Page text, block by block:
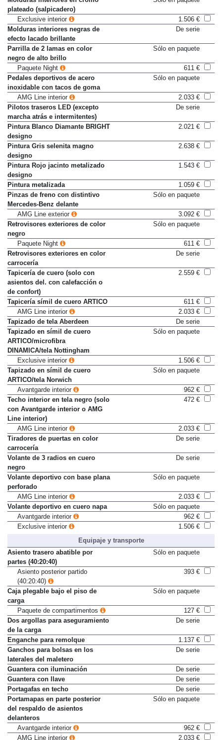
plateado (salpicadero)
Exclusive interior
1.506 €
Molduras interiores negras de
efecto lacado brillante
De serie
Parrilla de 2 lamas en color
negro de alto brillo
Sólo en paquete
Paquete Night
611 €
Pedales deportivos de acero
inoxidable con tacos de goma
Sólo en paquete
AMG Line interior
2.033 €
Pilotos traseros LED (excepto
marcha atrás e intermitentes)
De serie
Pintura Blanco Diamante BRIGHT
designo
2.021 €
Pintura Gris selenita magno
designo
2.638 €
Pintura Rojo jacinto metalizado
designo
1.543 €
Pintura metalizada
1.059 €
Pinzas de freno con distintivo
Mercedes-Benz delante
Sólo en paquete
AMG Line exterior
3.092 €
Retrovisores exteriores de color
negro
Sólo en paquete
Paquete Night
611 €
Retrovisores exteriores en color
carrocería
De serie
Tapicería de cuero (solo con
asientos del. con calefacción o
de confort)
2.559 €
Tapicería símil de cuero ARTICO
611 €
AMG Line interior
2.033 €
Tapizado de tela Aberdeen
De serie
Tapizado en símil de cuero
ARTICO/microfibra
DINAMICA/tela Nottingham
Sólo en paquete
Exclusive interior
1.506 €
Tapizado en símil de cuero
ARTICO/tela Norwich
Sólo en paquete
Avantgarde interior
962 €
Techo interior en tela negro (solo
con Avantgarde interior o AMG
Line interior)
472 €
AMG Line interior
2.033 €
Tiradores de puertas en color
carrocería
De serie
Volante de 3 radios en cuero
negro
De serie
Volante deportivo con base plana
perforado
Sólo en paquete
AMG Line interior
2.033 €
Volante deportivo en cuero napa
Sólo en paquete
Avantgarde interior
962 €
Exclusive interior
1.506 €
Equipaje y transporte
Asiento trasero abatible por
partes (40:20:40)
Sólo en paquete
Asiento posterior partido
(40:20:40)
393 €
Caja plegable bajo el piso de
carga
Sólo en paquete
Paquete de compartimentos
127 €
Dos argollas para aseguramiento
de la carga
De serie
Enganche para remolque
1.137 €
Ganchos para bolsas en los
laterales del maletero
De serie
Guantera con iluminación
De serie
Guantera con llave
De serie
Portagafas en techo
De serie
Portamapas en parte posterior
del respaldo de asientos
delanteros
Sólo en paquete
Avantgarde interior
962 €
AMG Line interior
2.033 €